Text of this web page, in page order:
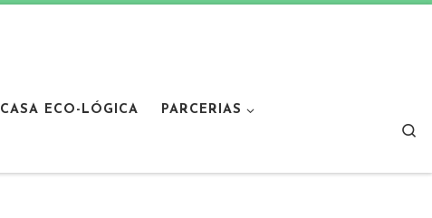
CASA ECO-LÓGICA PARCERIAS